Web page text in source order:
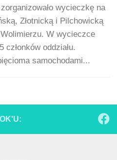
wycieczkę na
Złotnicką i Pilchowicką
W wycieczce
członków oddziału.
samochodami...